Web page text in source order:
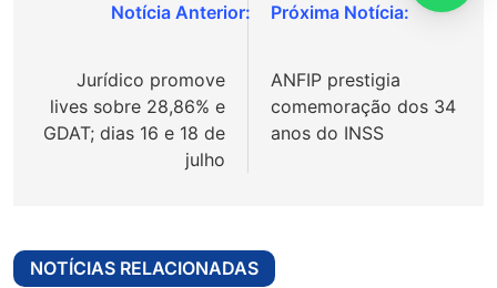
Navegação
Post
Jurídico promove
lives sobre 28,86% e
GDAT; dias 16 e 18 de
julho
ANFIP prestigia
comemoração dos 34
anos do INSS
NOTÍCIAS RELACIONADAS